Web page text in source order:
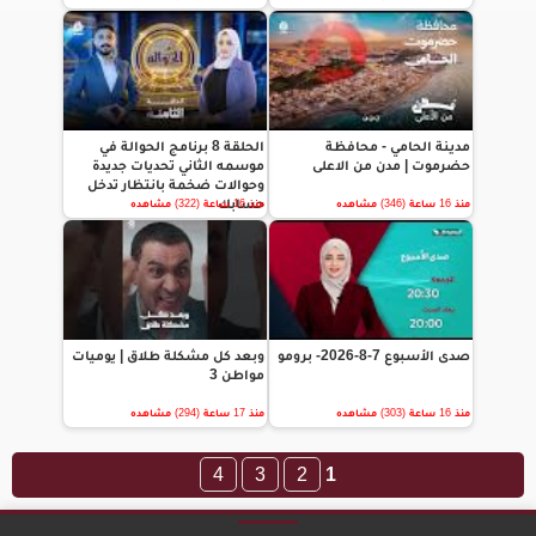
مدينة الحامي - محافظة
حضرموت | مدن من الاعلى
منذ 16 ساعة (346) مشاهده
الحلقة 8 برنامج الحوالة في
موسمه الثاني تحديات جديدة
وحوالات ضخمة بانتظار تدخل
حسابك
منذ 16 ساعة (322) مشاهده
صدى الأسبوع 7-8-2026- برومو
منذ 16 ساعة (303) مشاهده
وبعد كل مشكلة طلاق | يوميات
مواطن 3
منذ 17 ساعة (294) مشاهده
1
2
3
4